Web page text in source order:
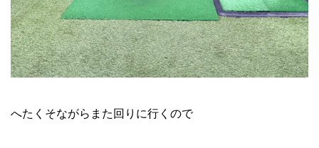
へたくそながらまた回りに行くので